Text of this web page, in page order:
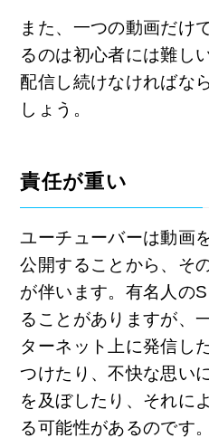
また、一つの動画だけ
るのは初心者には難し
配信し続けなければな
しょう。
責任が重い
ユーチューバーは動画
公開することから、そ
が伴います。有名人の
ることがありますが、
ターネット上に発信し
つけたり、不快な思い
を及ぼしたり、それに
る可能性があるのです。